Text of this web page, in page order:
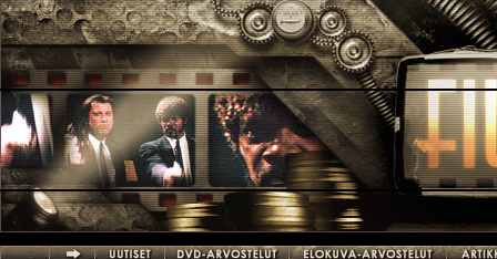
Hyppää pääsisältöön